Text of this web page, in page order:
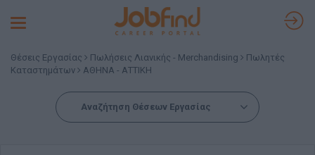
Toggle
Θέσεις Εργασίας Πωλήσεις Λιανικής - Merchandising
Πωλητές
Καταστημάτων
ΑΘΗΝΑ - ΑΤΤΙΚΗ
Αναζήτηση Θέσεων Εργασίας